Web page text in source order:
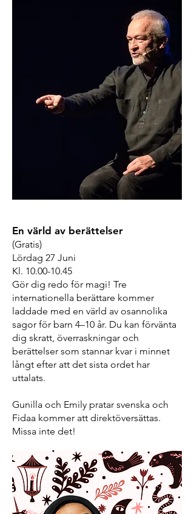
En värld av berättelser
(Gratis)
Lördag 27 Juni
Kl. 10.00-10.45
Gör dig redo för magi! Tre
internationella berättare kommer
laddade med en värld av osannolika
sagor för barn 4–10 år. Du kan förvänta
dig skratt, överraskningar och
berättelser som stannar kvar i minnet
långt efter att det sista ordet har
uttalats.
Gunilla och Emily pratar svenska och
Fidaa kommer att direktöversättas.
Missa inte det!